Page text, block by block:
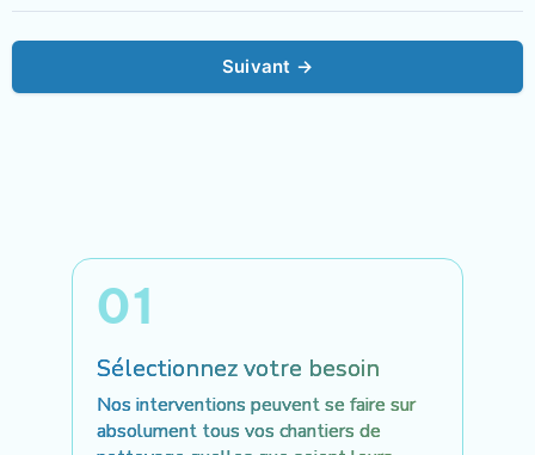
01
Sélectionnez votre besoin
Nos interventions peuvent se faire sur
absolument tous vos chantiers de